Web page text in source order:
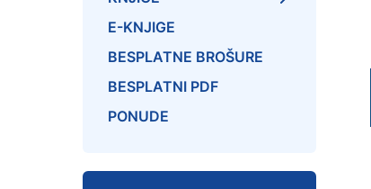
E-KNJIGE
BESPLATNE BROŠURE
BESPLATNI PDF
PONUDE